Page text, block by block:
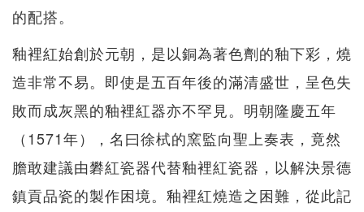
的配搭。
釉裡紅始創於元朝，是以銅為著色劑的釉下彩，燒
造非常不易。即使是五百年後的滿清盛世，呈色失
敗而成灰黑的釉裡紅器亦不罕見。明朝隆慶五年
（1571年），名曰徐栻的窯監向聖上奏表，竟然
膽敢建議由礬紅瓷器代替釉裡紅瓷器，以解決景德
鎮貢品瓷的製作困境。釉裡紅燒造之困難，從此記